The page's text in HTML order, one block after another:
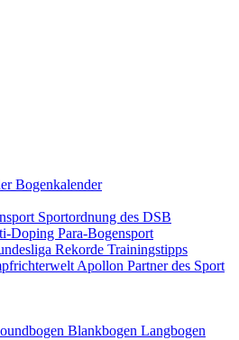
Bogenkalender
Sportordnung des DSB
Doping Para-Bogensport
Rekorde Trainingstipps
Apollon Partner des Sport
Blankbogen Langbogen